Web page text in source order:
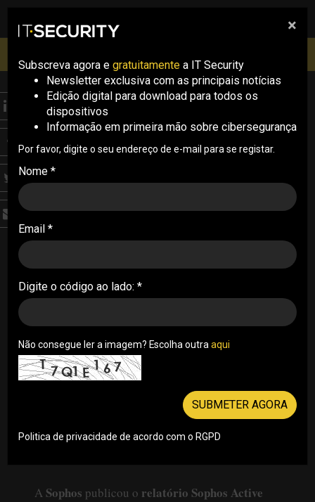
pesquisa
Inscrições abertas
ANALYSIS
Ataques à identidade
dominam cenário de
ameaças
Dois terços dos incidentes analisados pela
Sophos tiveram origem em falhas de identidade.
O relatório aponta maior rapidez dos atacantes e
26/02/2026
A Sophos publicou o relatório Sophos Active
×
Subscreva agora e gratuitamente a IT Security
Newsletter exclusiva com as principais notícias
Edição digital para download para todos os
dispositivos
Informação em primeira mão sobre cibersegurança
Por favor, digite o seu endereço de e-mail para se registar.
Nome *
Email *
Digite o código ao lado: *
Não consegue ler a imagem? Escolha outra aqui
SUBMETER AGORA
Politica de privacidade de acordo com o RGPD